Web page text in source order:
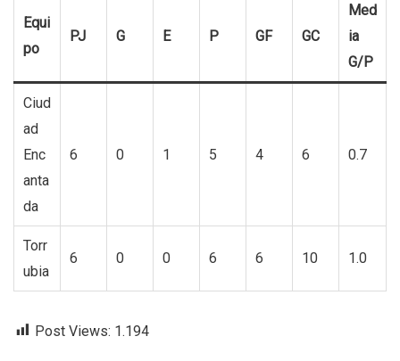
Equi
po
PJ G E P GF GC
Med
ia
G/P
Ciud
ad
Enc
anta
da
6 0 1 5 4 6 0.7
Torr
ubia
6 0 0 6 6 10 1.0
Post Views: 1.194